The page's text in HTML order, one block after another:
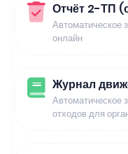
Отчёт 2-ТП
Автоматическое
онлайн
Журнал
Автоматическое
отходов для